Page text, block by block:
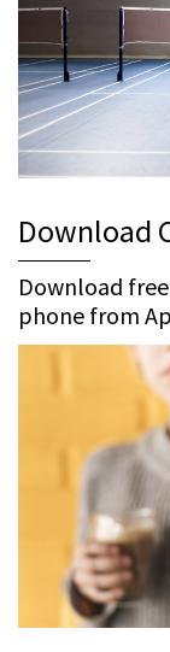
Download
Download
phone from